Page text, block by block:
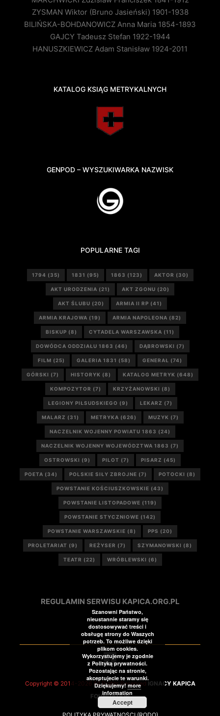
ZYSMAN Wiktor (Bruno Jasieński) 1901-1938
BILIŃSKA-BOHDANOWICZ Anna Maria 1854-1893
GAJCY Tadeusz Stefan 1922-1944
HANUSZKIEWICZ Adam Stanisław 1924-2011
KATALOG KSIĄG METRYKALNYCH
GENPOD – WYSZUKIWARKA NAZWISK
POPULARNE TAGI
1794 (35) 1831 (95) 1863 (123) AKTOR (30)
AKT URODZENIA (21) AKT ZGONU (20)
AKT ŚLUBU (20) ARMIA II RP (41)
ARMIA KRAJOWA (19) ARMIA NAPOLEONA (82)
BISKUP (8) CYTADELA WARSZAWSKA (11)
DOWÓDCA ODDZIAŁU 1863 (46) DĄBROWSKI (7)
FILM (25) GALERIA 1831 (58) GENERAŁ (74)
GÓRSKI (7) HISTORYK (8) KATALOG METRYK (648)
KOMPOZYTOR (7) KRZYŻANOWSKI (8)
LEGIONY PIŁSUDSKIEGO (9) LEKARZ (7)
MALARZ (31) METRYKA (626) MUZYK (7)
NACZELNIK WOJENNY POWIATU 1863 (24)
NACZELNIK WOJENNY WOJEWÓDZTWA 1863 (7)
OSTROWSKI (9) PILOT (7) PISARZ (45)
POETA (34) POLSKIE SIŁY ZBROJNE (7) POTOCKI (8)
POWSTANIE KOŚCIUSZKOWSKIE (43)
POWSTANIE LISTOPADOWE (119)
POWSTANIE STYCZNIOWE (142)
POWSTANIE WARSZAWSKIE (8) PPS (20)
PROLETARIAT (9) REŻYSER (7) SZYMANOWSKI (8)
TEATR (22) WRÓBLEWSKI (6)
REGULAMIN SERWISU KAPICA.ORG.PL
Copyright © 2014-2026 All Rights Reserved IGNACY KAPICA
FOUNDATION
Szanowni Państwo,
nieustannie staramy się
dostosowywać treści i
obsługę strony do Waszych
potrzeb. To możliwe dzięki
plikom cookies.
Wykorzystujemy je zgodnie
z Polityką prywatności.
Pozostając na stronie,
akceptujecie te warunki.
Dziękujemy!more
information
Accept